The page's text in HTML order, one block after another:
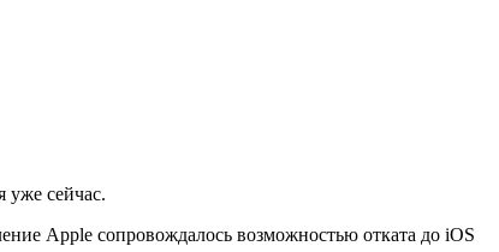
уже сейчас.
Apple сопровождалось возможностью отката до iOS